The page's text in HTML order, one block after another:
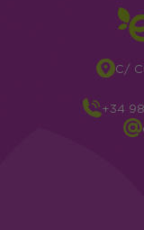
C/
+34